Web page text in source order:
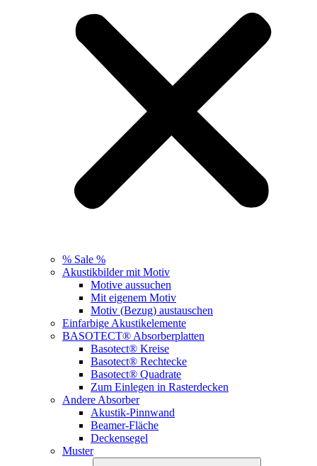
% Sale %
Akustikbilder mit Motiv
Motive aussuchen
Mit eigenem Motiv
Motiv (Bezug) austauschen
Einfarbige Akustikelemente
BASOTECT® Absorberplatten
Basotect® Kreise
Basotect® Rechtecke
Basotect® Quadrate
Zum Einlegen in Rasterdecken
Andere Absorber
Akustik-Pinnwand
Beamer-Fläche
Deckensegel
Muster